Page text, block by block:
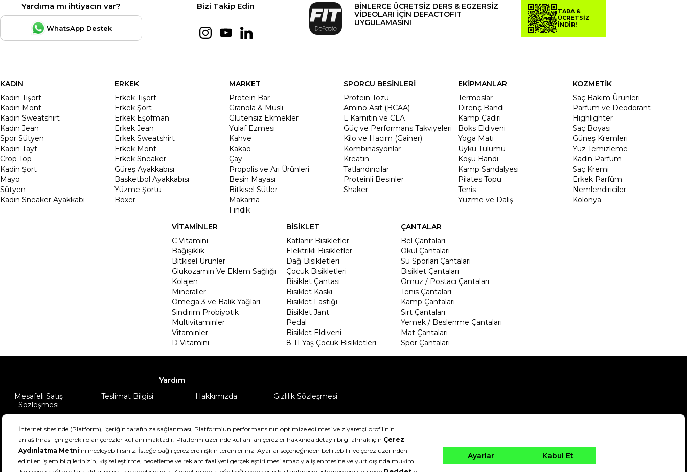
Yardıma mı ihtiyacın var?
WhatsApp Destek
Bizi Takip Edin
BİNLERCE ÜCRETSİZ DERS & EGZERSİZ
VİDEOLARI İÇİN DEFACTOFIT
UYGULAMASINI
TARA &
ÜCRETSİZ
İNDİR!
KADIN
Kadın Tişört
Kadın Mont
Kadın Sweatshirt
Kadın Jean
Spor Sütyen
Kadın Tayt
Crop Top
Kadin Şort
Mayo
Sütyen
Kadın Sneaker Ayakkabı
ERKEK
Erkek Tişört
Erkek Şort
Erkek Eşofman
Erkek Jean
Erkek Sweatshirt
Erkek Mont
Erkek Sneaker
Güreş Ayakkabısı
Basketbol Ayakkabısı
Yüzme Şortu
Boxer
MARKET
Protein Bar
Granola & Müsli
Glutensiz Ekmekler
Yulaf Ezmesi
Kahve
Kakao
Çay
Propolis ve Arı Ürünleri
Besin Mayası
Bitkisel Sütler
Makarna
Fındık
SPORCU BESİNLERİ
Protein Tozu
Amino Asit (BCAA)
L Karnitin ve CLA
Güç ve Performans Takviyeleri
Kilo ve Hacim (Gainer)
Kombinasyonlar
Kreatin
Tatlandırıcılar
Proteinli Besinler
Shaker
EKİPMANLAR
Termoslar
Direnç Bandı
Kamp Çadırı
Boks Eldiveni
Yoga Matı
Uyku Tulumu
Koşu Bandı
Kamp Sandalyesi
Pilates Topu
Tenis
Yüzme ve Dalış
KOZMETİK
Saç Bakım Ürünleri
Parfüm ve Deodorant
Highlighter
Saç Boyası
Güneş Kremleri
Yüz Temizleme
Kadın Parfüm
Saç Kremi
Erkek Parfüm
Nemlendiriciler
Kolonya
VİTAMİNLER
C Vitamini
Bağışıklık
Bitkisel Ürünler
Glukozamin Ve Eklem Sağlığı
Kolajen
Mineraller
Omega 3 ve Balık Yağları
Sindirim Probiyotik
Multivitaminler
Vitaminler
D Vitamini
BİSİKLET
Katlanır Bisikletler
Elektrikli Bisikletler
Dağ Bisikletleri
Çocuk Bisikletleri
Bisiklet Çantası
Bisiklet Kaskı
Bisiklet Lastiği
Bisiklet Jant
Pedal
Bisiklet Eldiveni
8-11 Yaş Çocuk Bisikletleri
ÇANTALAR
Bel Çantaları
Okul Çantaları
Su Sporları Çantaları
Bisiklet Çantaları
Omuz / Postacı Çantaları
Tenis Çantaları
Kamp Çantaları
Sırt Çantaları
Yemek / Beslenme Çantaları
Mat Çantaları
Spor Çantaları
Yardım
Mesafeli Satış
Sözleşmesi
Teslimat Bilgisi Hakkımızda Gizlilik Sözleşmesi